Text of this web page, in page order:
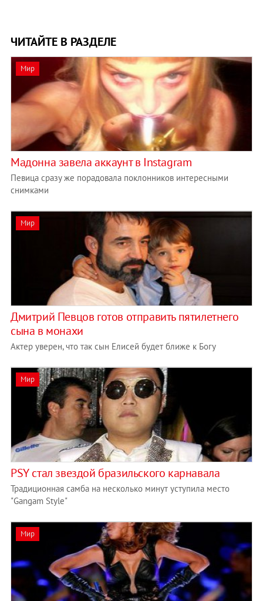
ЧИТАЙТЕ В РАЗДЕЛЕ
Мир
Мадонна завела аккаунт в Instagram
Певица сразу же порадовала поклонников интересными
снимками
Мир
Дмитрий Певцов готов отправить пятилетнего
сына в монахи
Актер уверен, что так сын Елисей будет ближе к Богу
Мир
PSY стал звездой бразильского карнавала
Традиционная самба на несколько минут уступила место
"Gangam Style"
Мир